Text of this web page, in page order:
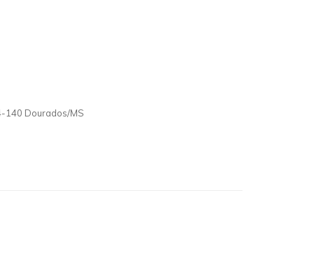
140 Dourados/MS